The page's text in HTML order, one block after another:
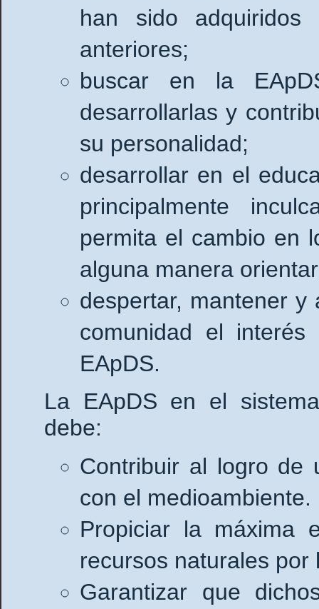
han sido adquiridos
anteriores;
buscar en la
desarrollarlas y
su personalidad;
desarrollar en el
principalmente
permita el cambio en
alguna manera
despertar, mantener
comunidad el
EApDS.
La EApDS en el
debe:
Contribuir al logro de
con el medioambiente.
Propiciar la máxima
recursos naturales
Garantizar que